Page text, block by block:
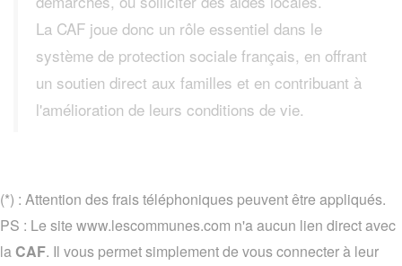
La CAF joue donc un rôle essentiel dans le
système de protection sociale français, en offrant
un soutien direct aux familles et en contribuant à
l'amélioration de leurs conditions de vie.
(*) : Attention des frais téléphoniques peuvent être appliqués.
PS : Le site www.lescommunes.com n'a aucun lien direct avec
laCAF. Il vous permet simplement de vous connecter à leur